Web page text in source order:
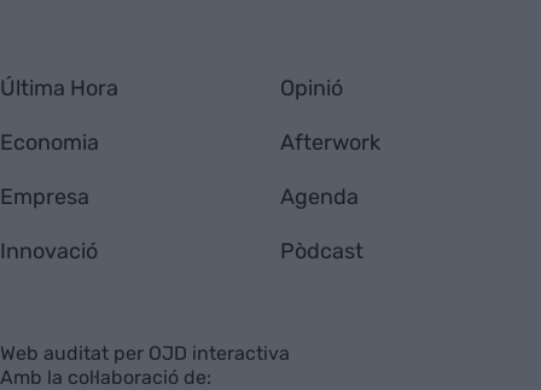
Última Hora
Economia
Empresa
Innovació
Opinió
Afterwork
Agenda
Pòdcast
Web auditat per OJD interactiva
Amb la col·laboració de: